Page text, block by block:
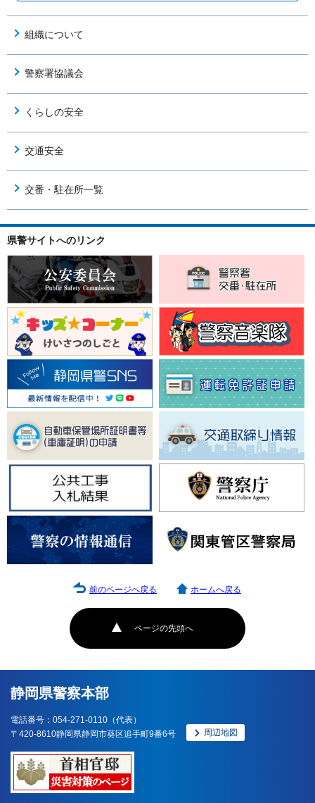
組織について
警察署協議会
くらしの安全
交通安全
交番・駐在所一覧
県警サイトへのリンク
ページの先頭へ
前のページへ戻る ホームへ戻る
静岡県警察本部
電話番号：054-271-0110（代表）
〒420-8610静岡県静岡市葵区追手町9番6号
周辺地図